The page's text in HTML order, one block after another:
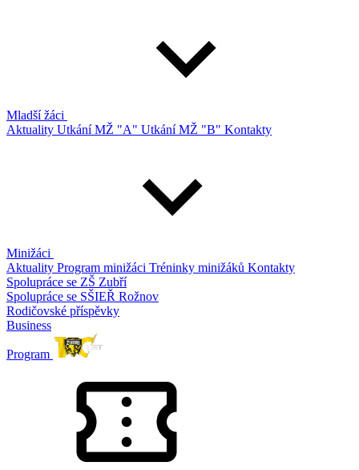
Mladší žáci
Aktuality Utkání MŽ "A" Utkání MŽ "B" Kontakty
Minižáci
Aktuality Program minižáci Tréninky minižáků Kontakty
Spolupráce se ZŠ Zubří
Spolupráce se SŠIEŘ Rožnov
Rodičovské příspěvky
Business
Program